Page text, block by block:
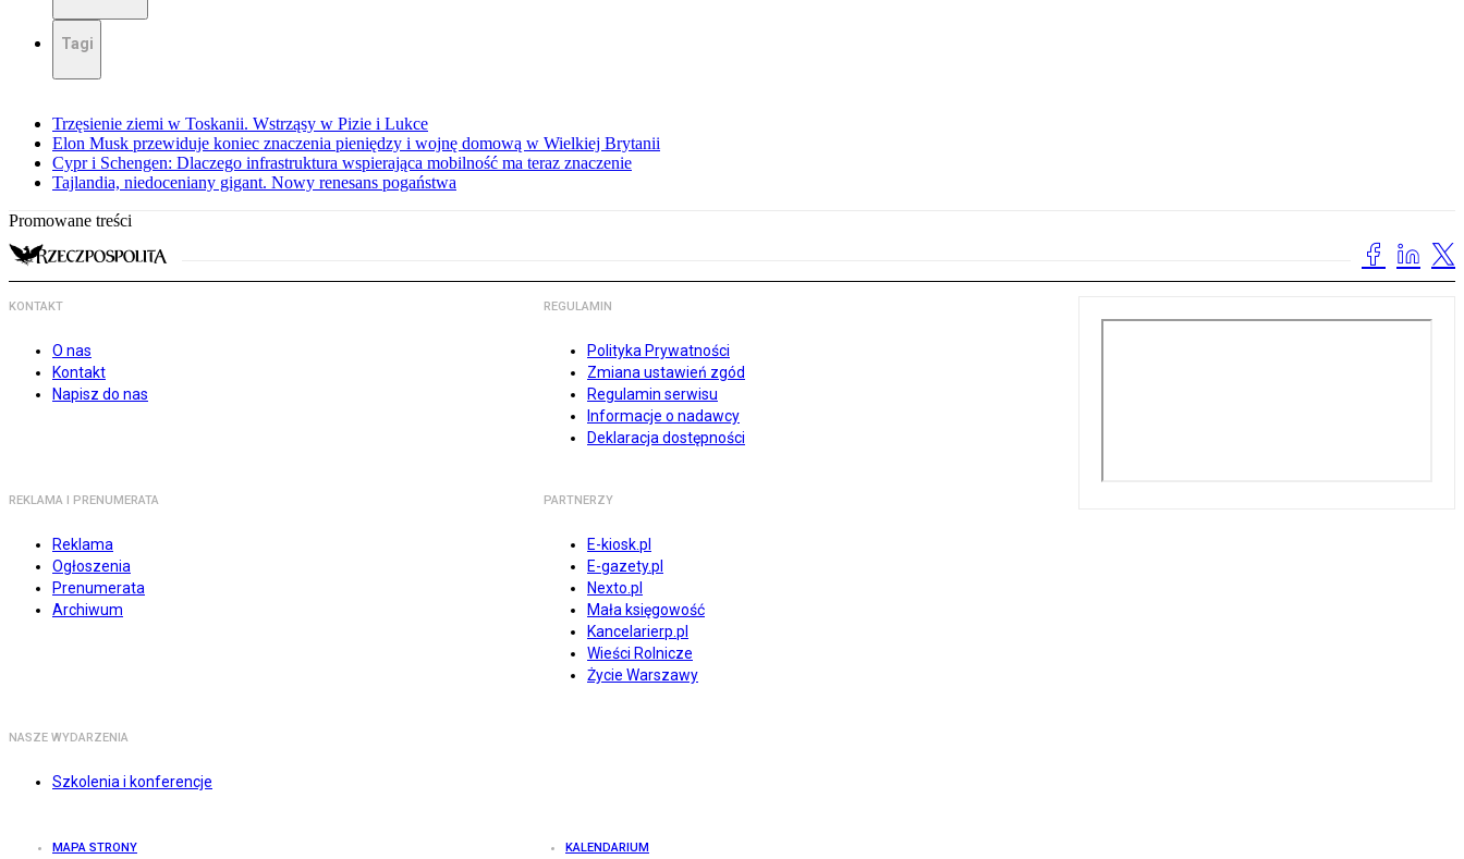
Tagi
Trzęsienie ziemi w Toskanii. Wstrząsy w Pizie i Lukce
Elon Musk przewiduje koniec znaczenia pieniędzy i wojnę domową w Wielkiej Brytanii
Cypr i Schengen: Dlaczego infrastruktura wspierająca mobilność ma teraz znaczenie
Tajlandia, niedoceniany gigant. Nowy renesans pogaństwa
Promowane treści
KONTAKT
O nas
Kontakt
Napisz do nas
REGULAMIN
Polityka Prywatności
Zmiana ustawień zgód
Regulamin serwisu
Informacje o nadawcy
Deklaracja dostępności
REKLAMA I PRENUMERATA
Reklama
Ogłoszenia
Prenumerata
Archiwum
PARTNERZY
E-kiosk.pl
E-gazety.pl
Nexto.pl
Mała księgowość
Kancelarierp.pl
Wieści Rolnicze
Życie Warszawy
NASZE WYDARZENIA
Szkolenia i konferencje
MAPA STRONY KALENDARIUM